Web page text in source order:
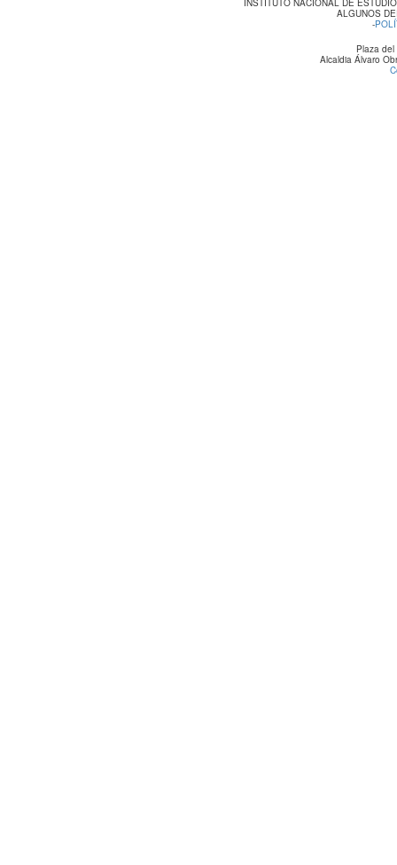
ALGUNOS
-
Plaza
Alcaldia Álvaro